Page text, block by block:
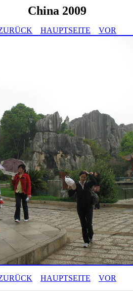
China 2009
HAUPTSEITE VOR
HAUPTSEITE VOR